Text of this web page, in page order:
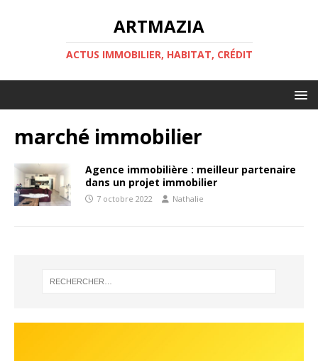
ARTMAZIA
ACTUS IMMOBILIER, HABITAT, CRÉDIT
marché immobilier
Agence immobilière : meilleur partenaire
dans un projet immobilier
7 octobre 2022 Nathalie